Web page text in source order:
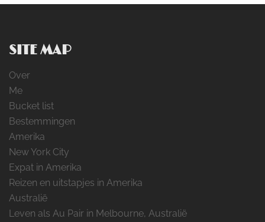
SITE MAP
Over
Me
Bucket list
Bestemmingen
Amerika
New York City
Expat in Amerika
Reizen en uitstapjes in Amerika
Australië
Leven als Au Pair in Melbourne, Australië